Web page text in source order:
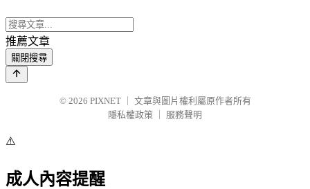
推薦文章
關閉搜尋
© 2026 PIXNET
文章與圖片權利屬原作者所有
隱私權政策
服務聲明
⚠️
成人內容提醒